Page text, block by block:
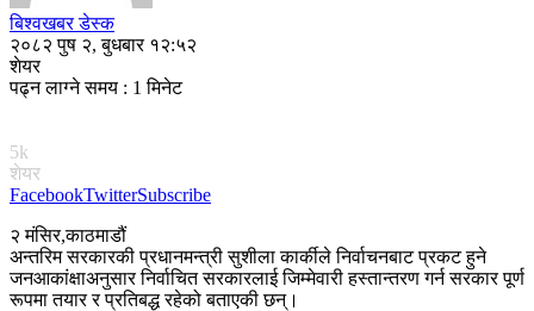
बिश्वखबर डेस्क
२०८२ पुष २, बुधबार १२:५२
शेयर
पढ्न लाग्ने समय : 1 मिनेट
5k
शेयर
FacebookTwitterSubscribe
२ मंसिर,काठमाडौं
अन्तरिम सरकारकी प्रधानमन्त्री सुशीला कार्कीले निर्वाचनबाट प्रकट हुने
जनआकांक्षाअनुसार निर्वाचित सरकारलाई जिम्मेवारी हस्तान्तरण गर्न सरकार पूर्ण
रूपमा तयार र प्रतिबद्ध रहेको बताएकी छन्।